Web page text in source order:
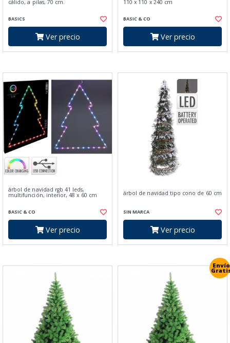
cálido, a pilas, 70 cm.
BASICS
Ver precio
110 x 110 x 240 cm
BASIC & CO
Ver precio
árbol de navidad rgb 41 leds,
multifunción, interior, 48 x 60 cm
BASIC & CO
Ver precio
árbol de navidad tipo cono de 60 cm
SIN MARCA
Ver precio
Envío